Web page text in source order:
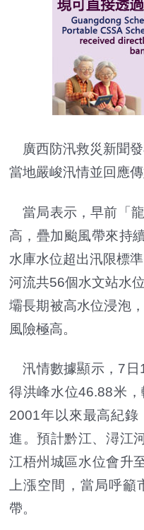
廣西防汛救災新聞
當地嚴峻汛情並回應傳
當局表示，早前「
高，疊加颱風帶來持
水庫水位超出汛限標
河流共56個水文站水
壩長期被高水位浸泡
風險極高。
汛情數據顯示，7日
得洪峰水位46.88米
2001年以來最高紀
進。預計黔江、潯江
江梧州城區水位會升
上漲空間，當局呼
帶。